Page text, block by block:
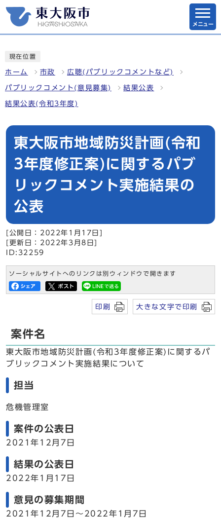
メニュー
現在位置
ホーム 市政 広聴(パブリックコメントなど)
パブリックコメント(意見募集) 結果公表
結果公表(令和3年度)
東大阪市地域防災計画(令和
3年度修正案)に関するパブ
リックコメント実施結果の
公表
[公開日：2022年1月17日]
[更新日：2022年3月8日]
ID:32259
ソーシャルサイトへのリンクは別ウィンドウで開きます
印刷 大きな文字で印刷
案件名
東大阪市地域防災計画(令和3年度修正案)に関するパ
ブリックコメント実施結果について
担当
危機管理室
案件の公表日
2021年12月7日
結果の公表日
2022年1月17日
意見の募集期間
2021年12月7日～2022年1月7日